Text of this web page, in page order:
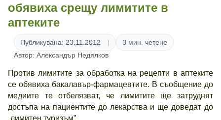
обявиха срещу лимитите в
аптеките
Публикувана: 23.11.2012
3 мин. четене
Автор: Александър Недялков
Против лимитите за обработка на рецепти в аптеките
се обявиха бакалавър-фармацевтите. В съобщение до
медиите те отбелязват, че лимитите ще затруднят
достъпа на пациентите до лекарства и ще доведат до
„лимитен туризъм”.